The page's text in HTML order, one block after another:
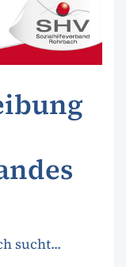
sucht...